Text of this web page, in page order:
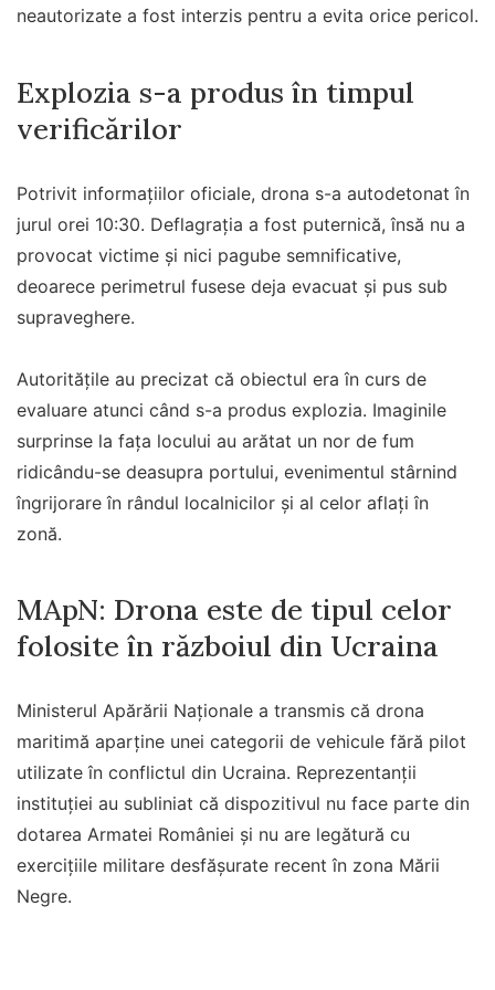
neautorizate a fost interzis pentru a evita orice pericol.
Explozia s-a produs în timpul
verificărilor
Potrivit informațiilor oficiale, drona s-a autodetonat în
jurul orei 10:30. Deflagrația a fost puternică, însă nu a
provocat victime și nici pagube semnificative,
deoarece perimetrul fusese deja evacuat și pus sub
supraveghere.
Autoritățile au precizat că obiectul era în curs de
evaluare atunci când s-a produs explozia. Imaginile
surprinse la fața locului au arătat un nor de fum
ridicându-se deasupra portului, evenimentul stârnind
îngrijorare în rândul localnicilor și al celor aflați în
zonă.
MApN: Drona este de tipul celor
folosite în războiul din Ucraina
Ministerul Apărării Naționale a transmis că drona
maritimă aparține unei categorii de vehicule fără pilot
utilizate în conflictul din Ucraina. Reprezentanții
instituției au subliniat că dispozitivul nu face parte din
dotarea Armatei României și nu are legătură cu
exercițiile militare desfășurate recent în zona Mării
Negre.